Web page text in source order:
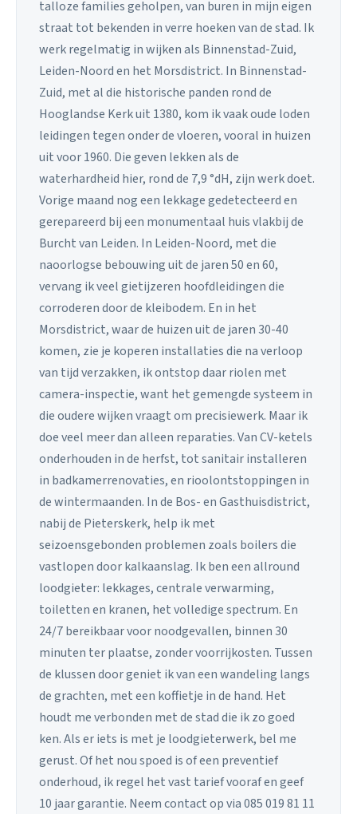
talloze families geholpen, van buren in mijn eigen
straat tot bekenden in verre hoeken van de stad. Ik
werk regelmatig in wijken als Binnenstad-Zuid,
Leiden-Noord en het Morsdistrict. In Binnenstad-
Zuid, met al die historische panden rond de
Hooglandse Kerk uit 1380, kom ik vaak oude loden
leidingen tegen onder de vloeren, vooral in huizen
uit voor 1960. Die geven lekken als de
waterhardheid hier, rond de 7,9 °dH, zijn werk doet.
Vorige maand nog een lekkage gedetecteerd en
gerepareerd bij een monumentaal huis vlakbij de
Burcht van Leiden. In Leiden-Noord, met die
naoorlogse bebouwing uit de jaren 50 en 60,
vervang ik veel gietijzeren hoofdleidingen die
corroderen door de kleibodem. En in het
Morsdistrict, waar de huizen uit de jaren 30-40
komen, zie je koperen installaties die na verloop
van tijd verzakken, ik ontstop daar riolen met
camera-inspectie, want het gemengde systeem in
die oudere wijken vraagt om precisiewerk. Maar ik
doe veel meer dan alleen reparaties. Van CV-ketels
onderhouden in de herfst, tot sanitair installeren
in badkamerrenovaties, en rioolontstoppingen in
de wintermaanden. In de Bos- en Gasthuisdistrict,
nabij de Pieterskerk, help ik met
seizoensgebonden problemen zoals boilers die
vastlopen door kalkaanslag. Ik ben een allround
loodgieter: lekkages, centrale verwarming,
toiletten en kranen, het volledige spectrum. En
24/7 bereikbaar voor noodgevallen, binnen 30
minuten ter plaatse, zonder voorrijkosten. Tussen
de klussen door geniet ik van een wandeling langs
de grachten, met een koffietje in de hand. Het
houdt me verbonden met de stad die ik zo goed
ken. Als er iets is met je loodgieterwerk, bel me
gerust. Of het nou spoed is of een preventief
onderhoud, ik regel het vast tarief vooraf en geef
10 jaar garantie. Neem contact op via 085 019 81 11